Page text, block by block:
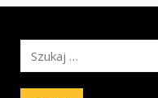
Szukaj: